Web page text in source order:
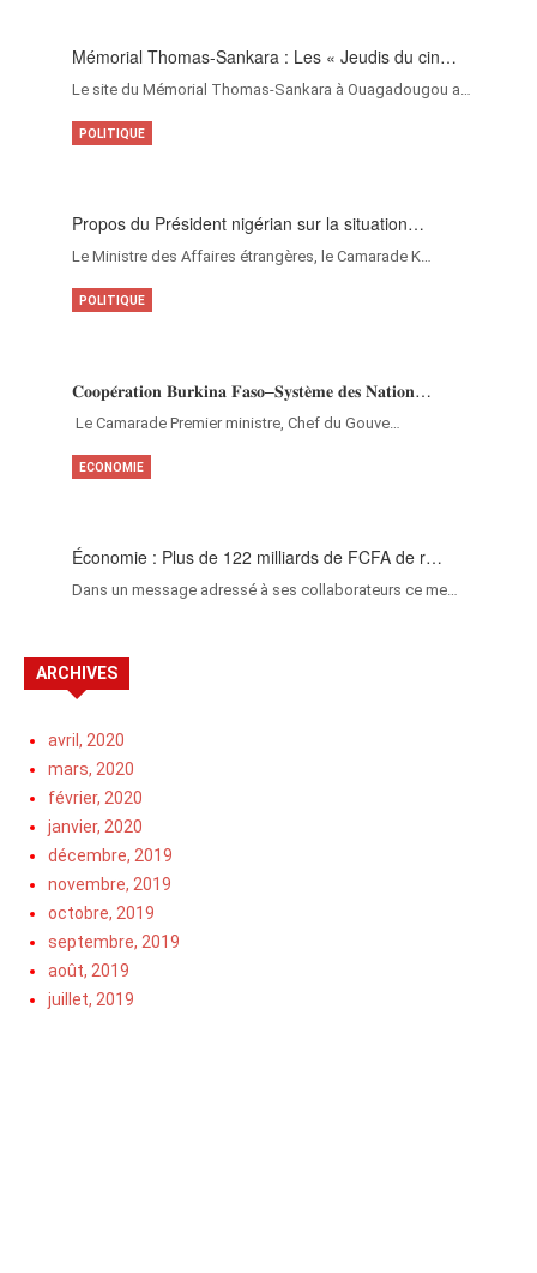
Mémorial Thomas-Sankara : Les « Jeudis du cin…
Le site du Mémorial Thomas-Sankara à Ouagadougou a…
Propos du Président nigérian sur la situation…
Le Ministre des Affaires étrangères, le Camarade K…
POLITIQUE
𝐂𝐨𝐨𝐩𝐞́𝐫𝐚𝐭𝐢𝐨𝐧 𝐁𝐮𝐫𝐤𝐢𝐧𝐚 𝐅𝐚𝐬𝐨–𝐒𝐲𝐬𝐭𝐞̀𝐦𝐞 𝐝𝐞𝐬 𝐍𝐚𝐭𝐢𝐨𝐧…
‎Le Camarade Premier ministre, Chef du Gouve…
POLITIQUE
Économie : Plus de 122 milliards de FCFA de r…
Dans un message adressé à ses collaborateurs ce me…
ECONOMIE
ARCHIVES
avril, 2020
mars, 2020
février, 2020
janvier, 2020
décembre, 2019
novembre, 2019
octobre, 2019
septembre, 2019
août, 2019
juillet, 2019